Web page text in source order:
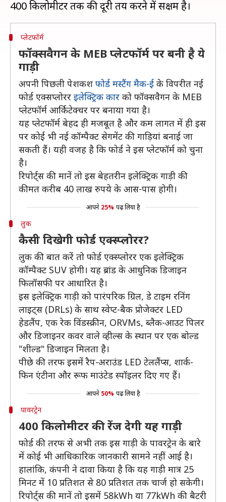
प्लेटफॉर्म
फॉक्सवैगन के MEB प्लेटफॉर्म पर बनी है ये
गाड़ी
अपनी पिछली पेशकश फोर्ड मस्टैंग मैक-ई के विपरीत नई
फोर्ड एक्सप्लोरर इलेक्ट्रिक कार को फॉक्सवैगन के MEB
प्लेटफॉर्म आर्किटेक्चर पर बनाया गया है।
यह प्लेटफॉर्म बेहद ही मजबूत है और कम लागत में ही इस
पर कोई भी नई कॉम्पैक्ट सेगमेंट की गाड़ियां बनाई जा
सकती हैं। यही वजह है कि फोर्ड ने इस प्लेटफॉर्म को चुना
है।
रिपोर्ट्स की मानें तो इस बेहतरीन इलेक्ट्रिक गाड़ी की
कीमत करीब 40 लाख रुपये के आस-पास होगी।
आपने 25% पढ़ लिया है
लुक
कैसी दिखेगी फोर्ड एक्स्प्लोरर?
लुक की बात करें तो फोर्ड एक्स्प्लोरर एक इलेक्ट्रिक
कॉम्पैक्ट SUV होगी। यह ब्रांड के आधुनिक डिजाइन
फिलॉसफी पर आधारित है।
इस इलेक्ट्रिक गाड़ी को पारंपरिक ग्रिल, डे टाइम रनिंग
लाइट्स (DRLs) के साथ स्वेप्ट-बैक प्रोजेक्टर LED
हेडलैंप, एक रेक विंडस्क्रीन, ORVMs, ब्लैक-आउट पिलर
और डिजाइनर कवर वाले व्हील्स के स्थान पर एक बोल्ड
"शील्ड" डिजाइन मिलता है।
पीछे की तरफ इसमें रैप-अराउंड LED टेललैंप्स, शार्क-
फिन एंटीना और रूफ माउंटेड स्पॉइलर दिए गए हैं।
आपने 50% पढ़ लिया है
पावरट्रेन
400 किलोमीटर की रेंज देगी यह गाड़ी
फोर्ड की तरफ से अभी तक इस गाड़ी के पावरट्रेन के बारे
में कोई भी आधिकारिक जानकारी सामने नहीं आई है।
हालांकि, कंपनी ने दावा किया है कि यह गाड़ी मात्र 25
मिनट में 10 प्रतिशत से 80 प्रतिशत तक चार्ज हो सकेगी।
रिपोर्ट्स की मानें तो इसमें 58kWh या 77kWh की बैटरी